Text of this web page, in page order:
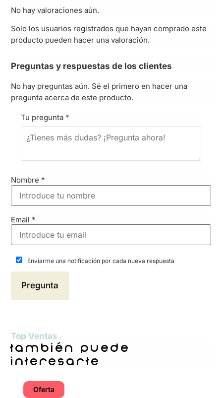
No hay valoraciones aún.
Solo los usuarios registrados que hayan comprado este
producto pueden hacer una valoración.
Preguntas y respuestas de los clientes
No hay preguntas aún. Sé el primero en hacer una
pregunta acerca de este producto.
Tu pregunta *
Nombre *
Email *
Enviarme una notificación por cada nueva respuesta
Top Ventas
también puede
interesarte
Oferta